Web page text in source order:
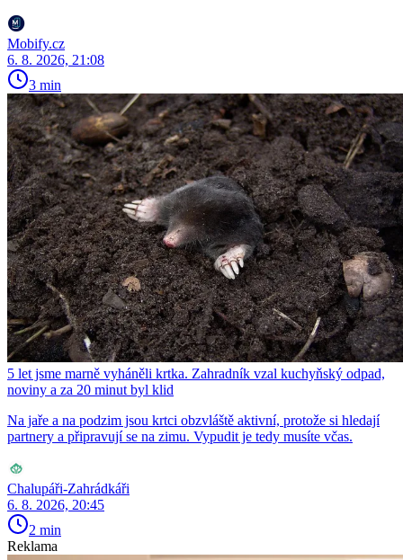
Mobify.cz
6. 8. 2026, 21:08
3 min
5 let jsme marně vyháněli krtka. Zahradník vzal kuchyňský odpad,
noviny a za 20 minut byl klid
Na jaře a na podzim jsou krtci obzvláště aktivní, protože si hledají
partnery a připravují se na zimu. Vypudit je tedy musíte včas.
Chalupáři-Zahrádkáři
6. 8. 2026, 20:45
2 min
Reklama